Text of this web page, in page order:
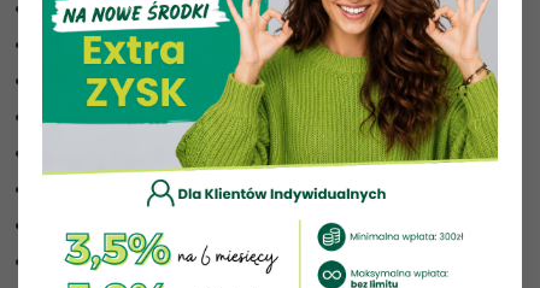
Monochromatyczny
Ciemny kontrast
Jasny kontrast
Niskie nasycenie
Wysokie nasycenie
Zaznacz linki
Czytnik ekranu